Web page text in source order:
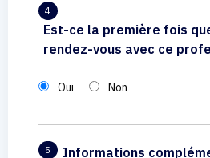
4
Est-ce la première fois
rendez-vous avec ce
Oui Non
5 Informations